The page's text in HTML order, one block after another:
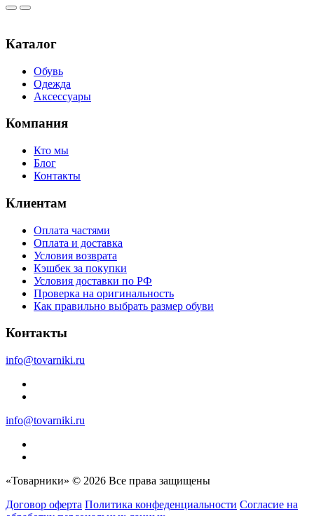
Каталог
Обувь
Одежда
Аксессуары
Компания
Кто мы
Блог
Контакты
Клиентам
Оплата частями
Оплата и доставка
Условия возврата
Кэшбек за покупки
Условия доставки по РФ
Проверка на оригинальность
Как правильно выбрать размер обуви
Контакты
info@tovarniki.ru
info@tovarniki.ru
«Товарники» © 2026 Все права защищены
Договор оферта Политика конфеденциальности Согласие на